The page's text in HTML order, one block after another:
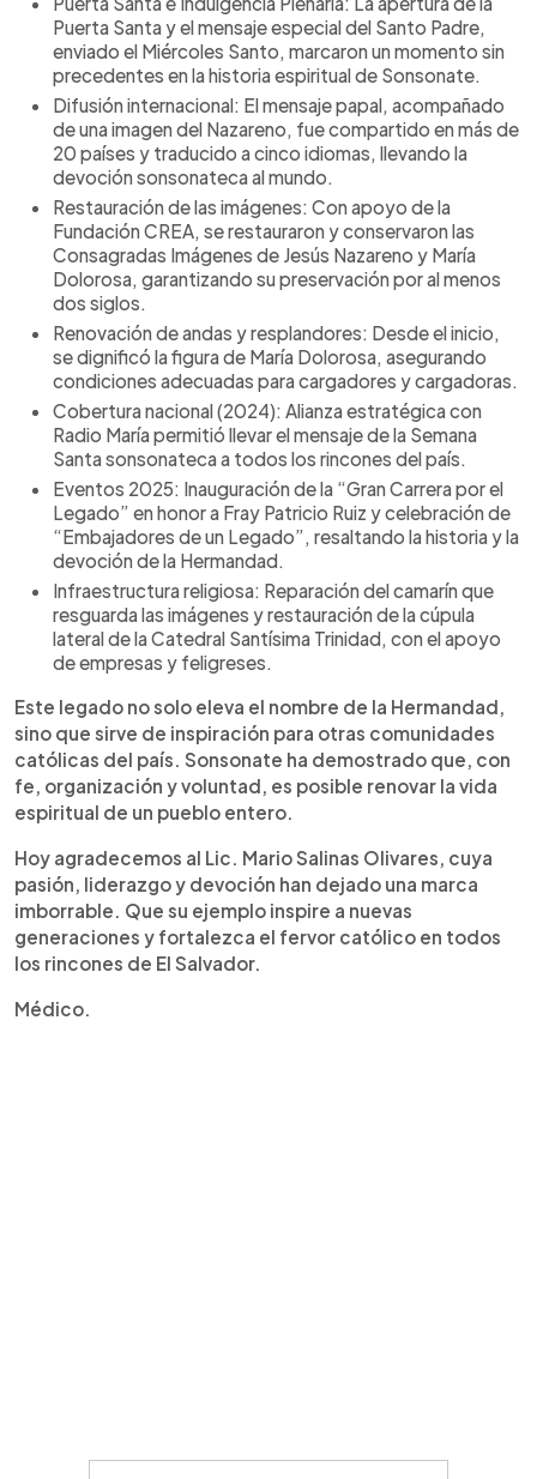
Puerta Santa y el mensaje especial del Santo Padre,
enviado el Miércoles Santo, marcaron un momento sin
precedentes en la historia espiritual de Sonsonate.
Difusión internacional: El mensaje papal, acompañado
de una imagen del Nazareno, fue compartido en más de
20 países y traducido a cinco idiomas, llevando la
devoción sonsonateca al mundo.
Restauración de las imágenes: Con apoyo de la
Fundación CREA, se restauraron y conservaron las
Consagradas Imágenes de Jesús Nazareno y María
Dolorosa, garantizando su preservación por al menos
dos siglos.
Renovación de andas y resplandores: Desde el inicio,
se dignificó la figura de María Dolorosa, asegurando
condiciones adecuadas para cargadores y cargadoras.
Cobertura nacional (2024): Alianza estratégica con
Radio María permitió llevar el mensaje de la Semana
Santa sonsonateca a todos los rincones del país.
Eventos 2025: Inauguración de la “Gran Carrera por el
Legado” en honor a Fray Patricio Ruiz y celebración de
“Embajadores de un Legado”, resaltando la historia y la
devoción de la Hermandad.
Infraestructura religiosa: Reparación del camarín que
resguarda las imágenes y restauración de la cúpula
lateral de la Catedral Santísima Trinidad, con el apoyo
de empresas y feligreses.
Este legado no solo eleva el nombre de la Hermandad,
sino que sirve de inspiración para otras comunidades
católicas del país. Sonsonate ha demostrado que, con
fe, organización y voluntad, es posible renovar la vida
espiritual de un pueblo entero.
Hoy agradecemos al Lic. Mario Salinas Olivares, cuya
pasión, liderazgo y devoción han dejado una marca
imborrable. Que su ejemplo inspire a nuevas
generaciones y fortalezca el fervor católico en todos
los rincones de El Salvador.
Médico.